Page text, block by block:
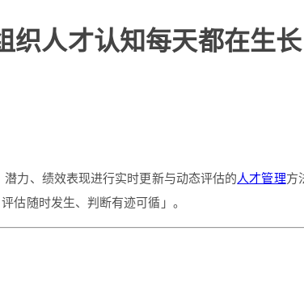
织人才认知每天都在生长
力、绩效表现进行实时更新与动态评估的人才管理方
估随时发生、判断有迹可循」。